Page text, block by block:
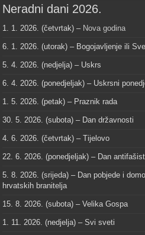
Neradni dani 2026.
1. 1. 2026. (četvrtak) – Nova godina
6. 1. 2026. (utorak) – Bogojavljenje ili
5. 4. 2026. (nedjelja) – Uskrs
6. 4. 2026. (ponedjeljak) – Uskrsni
1. 5. 2026. (petak) – Praznik rada
30. 5. 2026. (subota) – Dan državnosti
4. 6. 2026. (četvrtak) – Tijelovo
22. 6. 2026. (ponedjeljak) – Dan
5. 8. 2026. (srijeda) – Dan pobjede i
hrvatskih branitelja
15. 8. 2026. (subota) – Velika Gospa
1. 11. 2026. (nedjelja) – Svi sveti